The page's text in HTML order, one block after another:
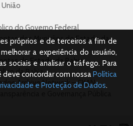
do Governo Federal
dos Municíios do Estado da
do Estado da Bahia
da Bahia
Archive Network – CKAN
próprios e de terceiros a fim de
a experiência do usuário,
sociais e analisar o tráfego. Para
concordar com nossaPolítica
e Proteção de Dados.